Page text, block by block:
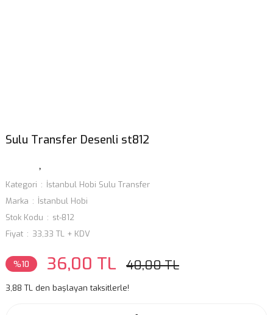
Sulu Transfer Desenli st812
Kategori
İstanbul Hobi Sulu Transfer
Marka
İstanbul Hobi
Stok Kodu
st-812
Fiyat
33,33 TL + KDV
%10 36,00 TL 40,00 TL
3,88 TL den başlayan taksitlerle!